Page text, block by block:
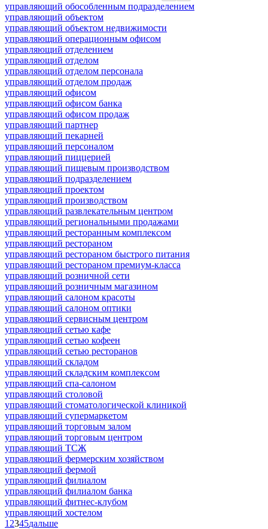
управляющий обособленным подразделением
управляющий объектом
управляющий объектом недвижимости
управляющий операционным офисом
управляющий отделением
управляющий отделом
управляющий отделом персонала
управляющий отделом продаж
управляющий офисом
управляющий офисом банка
управляющий офисом продаж
управляющий партнер
управляющий пекарней
управляющий персоналом
управляющий пиццерией
управляющий пищевым производством
управляющий подразделением
управляющий проектом
управляющий производством
управляющий развлекательным центром
управляющий региональными продажами
управляющий ресторанным комплексом
управляющий рестораном
управляющий рестораном быстрого питания
управляющий рестораном премиум-класса
управляющий розничной сети
управляющий розничным магазином
управляющий салоном красоты
управляющий салоном оптики
управляющий сервисным центром
управляющий сетью кафе
управляющий сетью кофеен
управляющий сетью ресторанов
управляющий складом
управляющий складским комплексом
управляющий спа-салоном
управляющий столовой
управляющий стоматологической клиникой
управляющий супермаркетом
управляющий торговым залом
управляющий торговым центром
управляющий ТСЖ
управляющий фермерским хозяйством
управляющий фермой
управляющий филиалом
управляющий филиалом банка
управляющий фитнес-клубом
управляющий хостелом
1 2345дальше